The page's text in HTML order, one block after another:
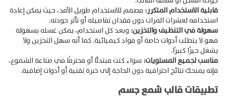
Products
search
قابلية الاستخدام المتكرر: مصمم للاستخدام طويل الأمد، حيث يمكن إعادة
استخدامه لعشرات المرات دون فقدان تفاصيله أو تأثر جودته.
سهولة في التنظيف والتخزين: وبعد كل استخدام، يمكن غسله بسهولة
فهو لا يتطلب أدوات خاصة أو مواد كيميائية. كما أنه سهل التخزين ولا
يشغل حيزًا كبيرًا.
مناسب لجميع المستويات: سواء كنت مبتدئًا أو محترفًا في صناعة الشموع،
فإنه يمنحك نتائج احترافية دون الحاجة إلى خبرة تقنية أو أدوات إضافية.
تطبيقات قالب شمع جسم